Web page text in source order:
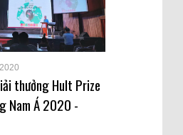
thưởng Hult Prize
Nam Á 2020 -